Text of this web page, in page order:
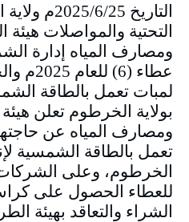
التاريخ
التحتية والمواصلات
ومصارف المياه إدارة
عطاء (6)
لمبات تعمل بالطاقة
بولاية الخرطوم تعلن
ومصارف المياه عن
تعمل بالطاقة الشمسية
الخرطوم، وعلى الشركات
للعطاء الحصول على
الشراء والتعاقد بهيئة